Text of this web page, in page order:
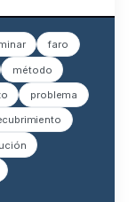
faro
método
problema